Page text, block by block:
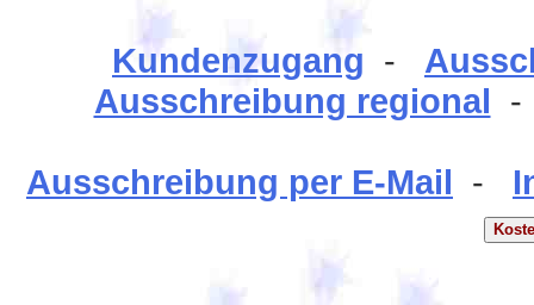
Kundenzugang -
Ausschreibung regional
Ausschreibung per E-Mail -